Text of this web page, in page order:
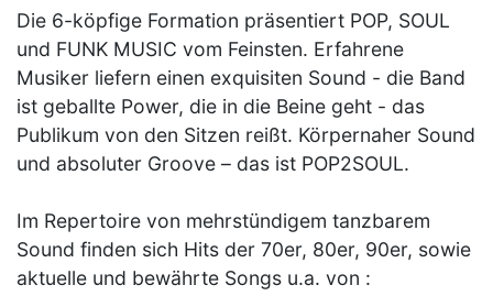
Die 6-köpfige Formation präsentiert POP, SOUL
und FUNK MUSIC vom Feinsten. Erfahrene
Musiker liefern einen exquisiten Sound - die Band
ist geballte Power, die in die Beine geht - das
Publikum von den Sitzen reißt. Körpernaher Sound
und absoluter Groove – das ist POP2SOUL.
Im Repertoire von mehrstündigem tanzbarem
Sound finden sich Hits der 70er, 80er, 90er, sowie
aktuelle und bewährte Songs u.a. von :